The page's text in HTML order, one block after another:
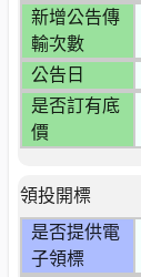
新增公告傳
輸次數
公告日
是否訂有底
價
領投開標
是否提供電
子領標